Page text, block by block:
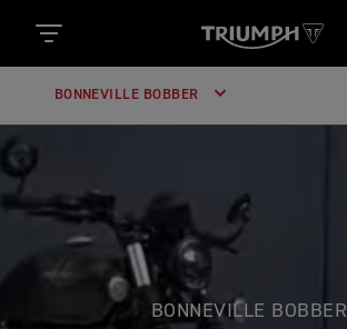
BONNEVILLE BOBBER
BONNEVILLE BOBBER